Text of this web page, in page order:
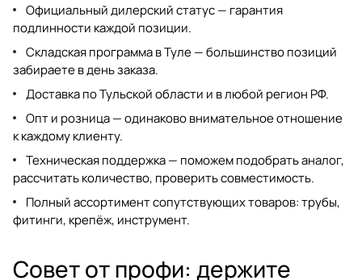
Официальный дилерский статус — гарантия
подлинности каждой позиции.
Складская программа в Туле — большинство позиций
забираете в день заказа.
Доставка по Тульской области и в любой регион РФ.
Опт и розница — одинаково внимательное отношение
к каждому клиенту.
Техническая поддержка — поможем подобрать аналог,
рассчитать количество, проверить совместимость.
Полный ассортимент сопутствующих товаров:трубы,
фитинги, крепёж, инструмент.
Совет от профи: держите